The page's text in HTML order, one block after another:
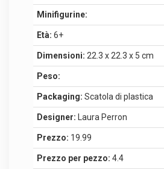
Minifigurine:
Età: 6+
Dimensioni: 22.3 x 22.3 x 5 cm
Peso:
Packaging: Scatola di plastica
Designer: Laura Perron
Prezzo: 19.99
Prezzo per pezzo: 4.4